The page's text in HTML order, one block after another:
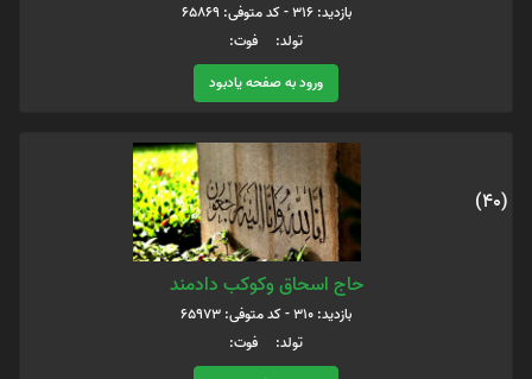
بازدید: 316 - کد متوفی: 65869
تولد: فوت:
ورود به صفحه یادبود
(40)
حاج اسحاق وکوکب دادمند
بازدید: 310 - کد متوفی: 65973
تولد: فوت: